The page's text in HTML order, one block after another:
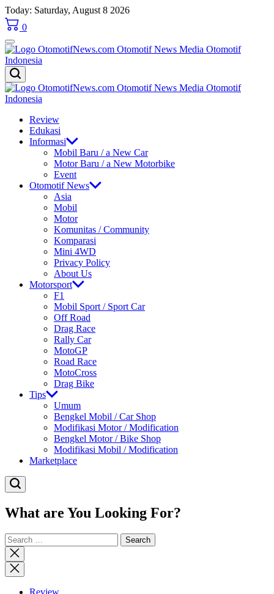
Skip
to
content
Today: Saturday, August 8 2026
0
OtomotifNews.com
OtomotifNews.com
Review
Edukasi
Informasi
Mobil Baru / a New Car
Motor Baru / a New Motorbike
Event
Otomotif News
Asia
Mobil
Motor
Komunitas / Community
Komparasi
Mini 4WD
Privacy Policy
About Us
Motorsport
F1
Mobil Sport / Sport Car
Off Road
Drag Race
Rally Car
MotoGP
Road Race
MotoCross
Drag Bike
Tips
Umum
Bengkel Mobil / Car Shop
Modifikasi Motor / Modification
Bengkel Motor / Bike Shop
Modifikasi Mobil / Modification
Marketplace
What are You Looking For?
Search
for:
Close
search
Review